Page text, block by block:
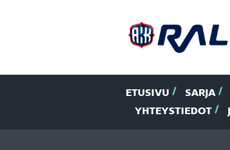
ETUSIVU SARJA
YHTEYSTIEDOT